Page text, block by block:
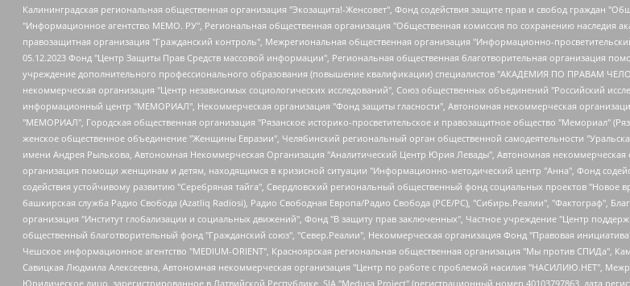
Калининградская региональная общественная организация "Экозащита!-Женсовет", Фонд содействия защите прав и свобод граждан "Общественный вердикт", Фонд "Институт Развития Свободы Информации", Частное учреждение "Информационное агентство МЕМО. РУ", Региональная общественная организация "Общественная комиссия по сохранению наследия академика Сахарова", Фонд поддержки свободы прессы, Санкт-Петербургская общественная правозащитная организация "Гражданский контроль", Межрегиональная общественная организация "Информационно-просветительский центр "Мемориал", Региональный Фонд "Центр Защиты Прав Средств Массовой Информации", с 05.12.2023 Фонд "Центр Защиты Прав Средств массовой информации", Региональная общественная благотворительная организация помощи беженцам и мигрантам "Гражданское содействие", Негосударственное образовательное учреждение дополнительного профессионального образования (повышение квалификации) специалистов "АКАДЕМИЯ ПО ПРАВАМ ЧЕЛОВЕКА", Свердловская региональная общественная организация "Сутяжник", Автономная некоммерческая организация "Центр независимых социологических исследований", Союз общественных объединений "Российский исследовательский центр по правам человека", Региональное общественное учреждение научно-информационный центр "МЕМОРИАЛ", Некоммерческая организация "Фонд защиты гласности", Автономная некоммерческая организация "Институт прав человека", Городская общественная организация "Екатеринбургское общество "МЕМОРИАЛ", Городская общественная организация "Рязанское историко-просветительское и правозащитное общество "Мемориал" (Рязанский Мемориал), Челябинский региональный орган общественной самодеятельности – женское общественное объединение "Женщины Евразии", Челябинский региональный орган общественной самодеятельности "Уральская правозащитная группа", Фонд содействия защите здоровья и социальной справедливости имени Андрея Рылькова, Автономная Некоммерческая Организация "Аналитический Центр Юрия Левады", Автономная некоммерческая организация социальной поддержки населения "Проект Апрель", Региональная общественная организация помощи женщинам и детям, находящимся в кризисной ситуации "Информационно-методический центр "Анна", Фонд содействия развитию массовых коммуникаций и правовому просвещению "Так-так-Так", Фонд содействия устойчивому развитию "Серебряная тайга", Свердловский региональный общественный фонд социальных проектов "Новое время", "Idel.Реалии", Кавказ.Реалии, Крым.Реалии, Телеканал Настоящее Время, Татаро-башкирская служба Радио Свобода (Azatliq Radiosi), Радио Свободная Европа/Радио Свобода (PCE/PC), "Сибирь.Реалии", "Фактограф", Благотворительный фонд помощи осужденным и их семьям, Автономная некоммерческая организация "Институт глобализации и социальных движений", Фонд "В защиту прав заключенных", Частное учреждение "Центр поддержки и содействия развитию средств массовой информации", Пензенский региональный общественный благотворительный фонд "Гражданский союз", "Север.Реалии", Некоммерческая организация Фонд "Правовая инициатива", Общество с ограниченной ответственностью "Радио Свободная Европа/Радио Свобода", Чешское информационное агентство "MEDIUM-ORIENT", Красноярская региональная общественная организация "Мы против СПИДа", Камалягин Денис Николаевич, Маркелов Сергей Евгеньевич, Пономарев Лев Александрович, Савицкая Людмила Алексеевна, Автономная некоммерческая организация "Центр по работе с проблемой насилия "НАСИЛИЮ.НЕТ", Межрегиональный профессиональный союз работников здравоохранения "Альянс врачей", Юридическое лицо, зарегистрированное в Латвийской Республике, SIA "Medusa Project" (регистрационный номер 40103797863, дата регистрации 10.06.2014), Некоммерческая организация "Фонд по борьбе с коррупцией", Автономная некоммерческая организация "Институт права и публичной политики", Баданин Роман Сергеевич, Гликин Максим Александрович, Железнова Мария Михайловна, Лукьянова Юлия Сергеевна, Маетная Елизавета Витальевна, Маняхин Петр Борисович, Чуракова Ольга Владимировна, Ярош Юлия Петровна, Юридическое лицо "The Insider SIA", зарегистрированное в Риге, Латвийская Республика (дата регистрации 26.06.2015), являющееся администратором доменного имени интернет-издания "The Insider SIA", https://theins.ru, Постернак Алексей Евгеньевич, Рубин Михаил Аркадьевич, Анин Роман Александрович, Юридическое лицо Istories fonds, зарегистрированное в Латвийской Республике (регистрационный номер 50008295751, дата регистрации 24.02.2020), Великовский Дмитрий Александрович, Долинина Ирина Николаевна, Мароховская Алеся Алексеевна, Шлейнов Роман Юрьевич, Шмагун Олеся Валентиновна, Общество с ограниченной ответственностью "Альтаир 2021", Общество с ограниченной ответственностью "Вега 2021", Общество с ограниченной ответственностью "Главный редактор 2021", Общество с ограниченной ответственностью "Ромашки монолит", Важенков Артем Валерьевич, Ивановская областная общественная организация "Центр гендерных исследований", Гурман Юрий Альбертович, Медиапроект "ОВД-Инфо", Егоров Владимир Владимирович, Жилинский Владимир Александрович, Общество с ограниченной ответственностью "ЗП", Иванова София Юрьевна, Карезина Инна Павловна, Кильтау Екатерина Викторовна, Петров Алексей Викторович, Пискунов Сергей Евгеньевич, Смирнов Сергей Сергеевич, Тихонов Михаил Сергеевич, Общество с ограниченной ответственностью "ЖУРНАЛИСТ-ИНОСТРАННЫЙ АГЕНТ", Арапова Галина Юрьевна, Вольтская Татьяна Анатольевна, Американская компания "Mason G.E.S. Anonymous Foundation" (США), являющаяся владельцем интернет-издания https://mnews.world/, Компания "Stichting Bellingcat", зарегистрированная в Нидерландах (дата регистрации 11.07.2018), Захаров Андрей Вячеславович, Клепиковская Екатерина Дмитриевна, Общество с ограниченной ответственностью "МЕМО", Перл Роман Александрович, Симонов Евгений Алексеевич, Соловьева Елена Анатольевна, Сотников Даниил Владимирович, Сурначева Елизавета Дмитриевна, Автономная